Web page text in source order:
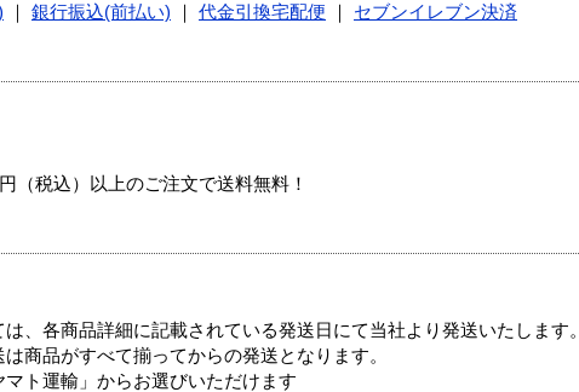
銀行振込(前払い) 代金引換宅配便
セブンイレブン決済
（税込）以上のご注文で送料無料！
、各商品詳細に記載されている発送日にて当社より発送いたします。
商品がすべて揃ってからの発送となります。
ト運輸」からお選びいただけます